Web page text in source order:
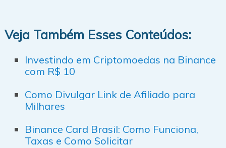
Veja Também Esses Conteúdos:
Investindo em Criptomoedas na Binance
com R$ 10
Como Divulgar Link de Afiliado para
Milhares
Binance Card Brasil: Como Funciona,
Taxas e Como Solicitar